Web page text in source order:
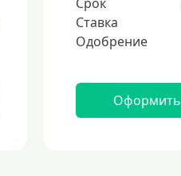
Ставка
Одобрение
Оформить